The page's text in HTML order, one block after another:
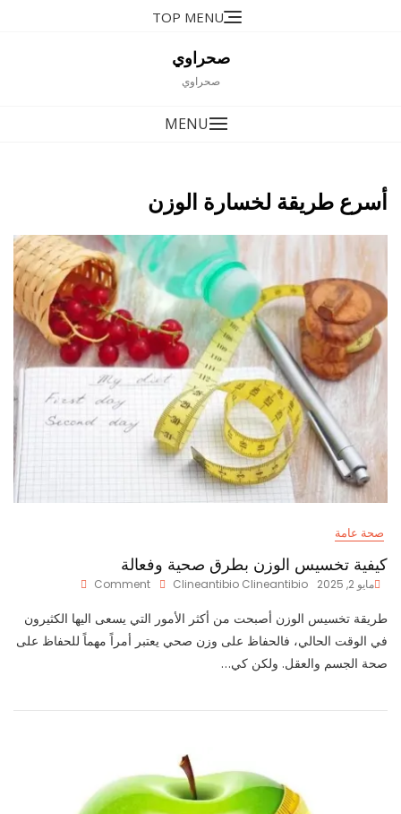
TOP MENU
صحراوي
صحراوي
MENU
أسرع طريقة لخسارة الوزن
صحة عامة
كيفية تخسيس الوزن بطرق صحية وفعالة
مايو 2, 2025 Clineantibio Clineantibio
Comment
تخسيس
الوزن
طريقة تخسيس الوزن أصبحت من أكثر الأمور التي يسعى اليها الكثيرون
في الوقت الحالي، فالحفاظ على وزن صحي يعتبر أمراً مهماً للحفاظ على
صحة الجسم والعقل. ولكن كي…